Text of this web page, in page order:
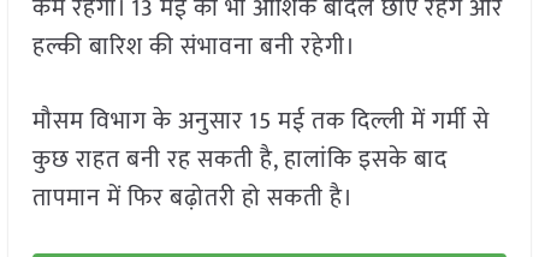
कम रहेगा। 13 मई को भी आंशिक बादल छाए रहेंगे और
हल्की बारिश की संभावना बनी रहेगी।
मौसम विभाग के अनुसार 15 मई तक दिल्ली में गर्मी से
कुछ राहत बनी रह सकती है, हालांकि इसके बाद
तापमान में फिर बढ़ोतरी हो सकती है।